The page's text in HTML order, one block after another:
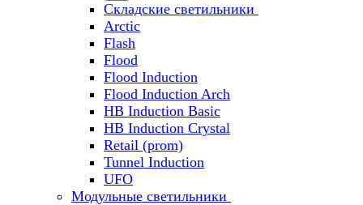
Складские светильники
Arctic
Flash
Flood
Flood Induction
Flood Induction Arch
HB Induction Basic
HB Induction Crystal
Retail (prom)
Tunnel Induction
UFO
Модульные светильники